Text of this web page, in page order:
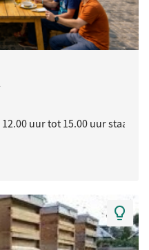
uur tot 15.00 uur staat in